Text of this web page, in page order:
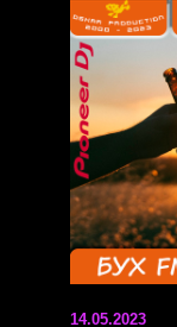
14.05.2023